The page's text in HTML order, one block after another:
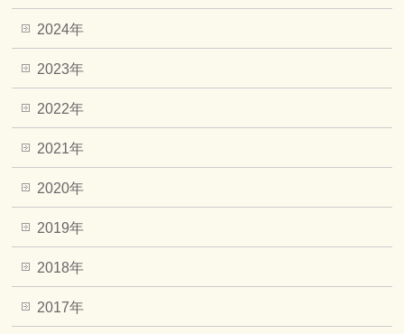
2024年
2023年
2022年
2021年
2020年
2019年
2018年
2017年